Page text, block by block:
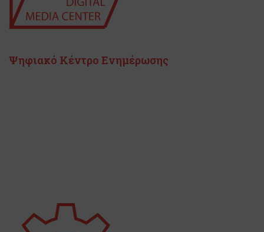
Ψηφιακό Κέντρο Ενημέρωσης